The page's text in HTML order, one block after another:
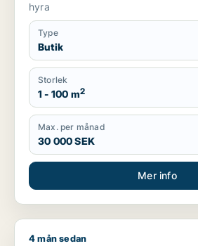
hyra
Type
Butik
Storlek
1 - 100 m2
Max. per månad
30 000 SEK
Mer info
Jag söker kontor, lager,
4 mån sedan